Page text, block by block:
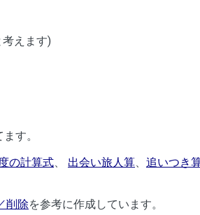
えます)
す。
の計算式、 出会い旅人算、 追いつき
削除を参考に作成しています。